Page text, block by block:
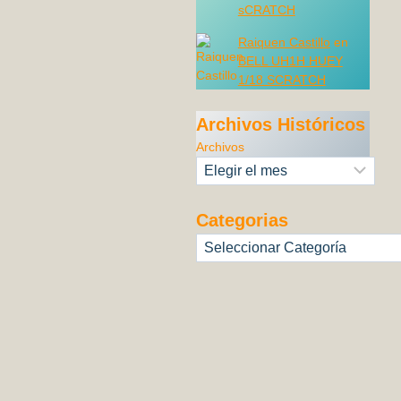
sCRATCH
Raiquen Castilloen
BELL UH1H HUEY
1/18 SCRATCH
Archivos Históricos
Archivos
Categorias
Categorías